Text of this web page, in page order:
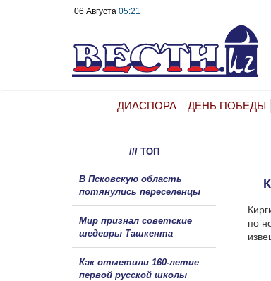
06 Августа 05:21
ДИАСПОРА ДЕНЬ ПОБЕДЫ
по
/// ТОП
В Псковскую область
потянулись переселенцы
Мир признал советские
шедевры Ташкента
Как отметили 160-летие
первой русской школы